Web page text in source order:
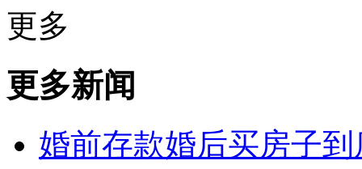
更多
更多新闻
婚前存款婚后买房子